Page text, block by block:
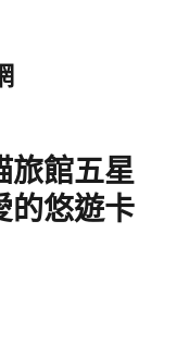
旅館五星
的悠遊卡